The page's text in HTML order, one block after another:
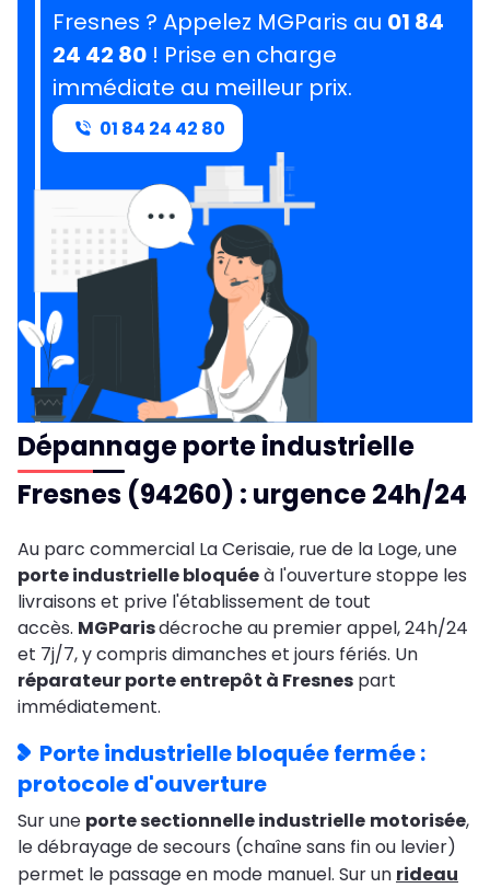
Fresnes ? Appelez MGParis au 01 84
24 42 80 ! Prise en charge
immédiate au meilleur prix.
01 84 24 42 80
Dépannage porte industrielle
Fresnes (94260) : urgence 24h/24
Au parc commercial La Cerisaie, rue de la Loge, une
porte industrielle bloquéeà l'ouverture stoppe les
livraisons et prive l'établissement de tout
accès. MGParisdécroche au premier appel, 24h/24
et 7j/7, y compris dimanches et jours fériés. Un
réparateur porte entrepôt à Fresnes part
immédiatement.
Porte industrielle bloquée fermée :
protocole d'ouverture
Sur une porte sectionnelle industrielle motorisée,
le débrayage de secours (chaîne sans fin ou levier)
permet le passage en mode manuel. Sur un rideau